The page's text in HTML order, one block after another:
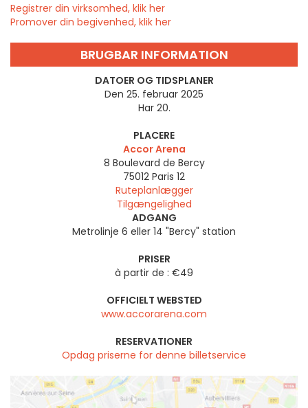
Registrer din virksomhed, klik her
Promover din begivenhed, klik her
BRUGBAR INFORMATION
DATOER OG TIDSPLANER
Den 25. februar 2025
Har 20.
PLACERE
Accor Arena
8 Boulevard de Bercy
75012 Paris 12
Ruteplanlægger
Tilgængelighed
ADGANG
Metrolinje 6 eller 14 "Bercy" station
PRISER
à partir de : €49
OFFICIELT WEBSTED
www.accorarena.com
RESERVATIONER
Opdag priserne for denne billetservice